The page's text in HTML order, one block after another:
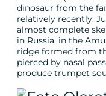
dinosaur from the
relatively recently.
almost complete
in Russia, in the
ridge formed from
pierced by nasal
produce trumpet